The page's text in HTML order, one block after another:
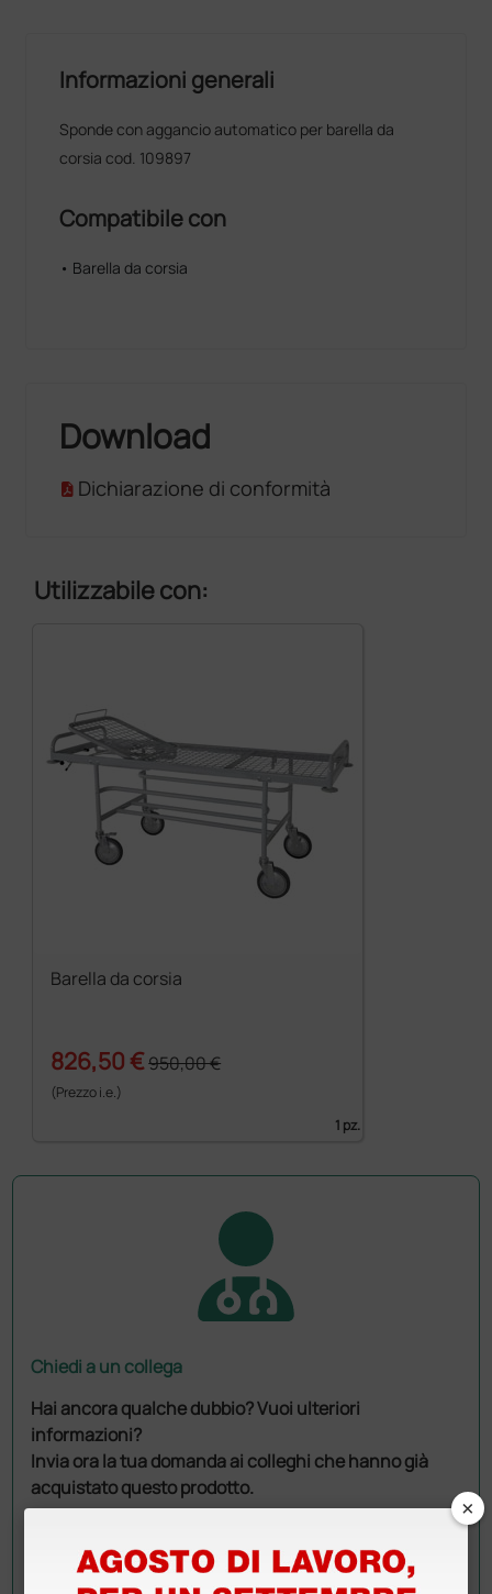
Informazioni generali
Sponde con aggancio automatico per barella da
corsia cod. 109897
Compatibile con
• Barella da corsia
Download
Dichiarazione di conformità
Utilizzabile con:
Barella da corsia
826,50 €950,00 €
(Prezzo i.e.)
1 pz.
Chiedi a un collega
Hai ancora qualche dubbio? Vuoi ulteriori
informazioni?
Invia ora la tua domanda ai colleghi che hanno già
acquistato questo prodotto.
×